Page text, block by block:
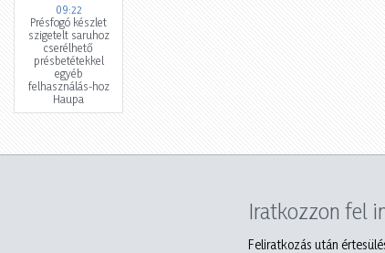
09:22
Présfogó készlet
szigetelt saruhoz
cserélhető
présbetétekkel
egyéb
felhasználás-hoz
Haupa
Iratkozzon fel
Feliratkozás után